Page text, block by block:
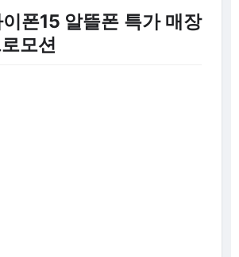
폰15 알뜰폰 특가 매장
모션